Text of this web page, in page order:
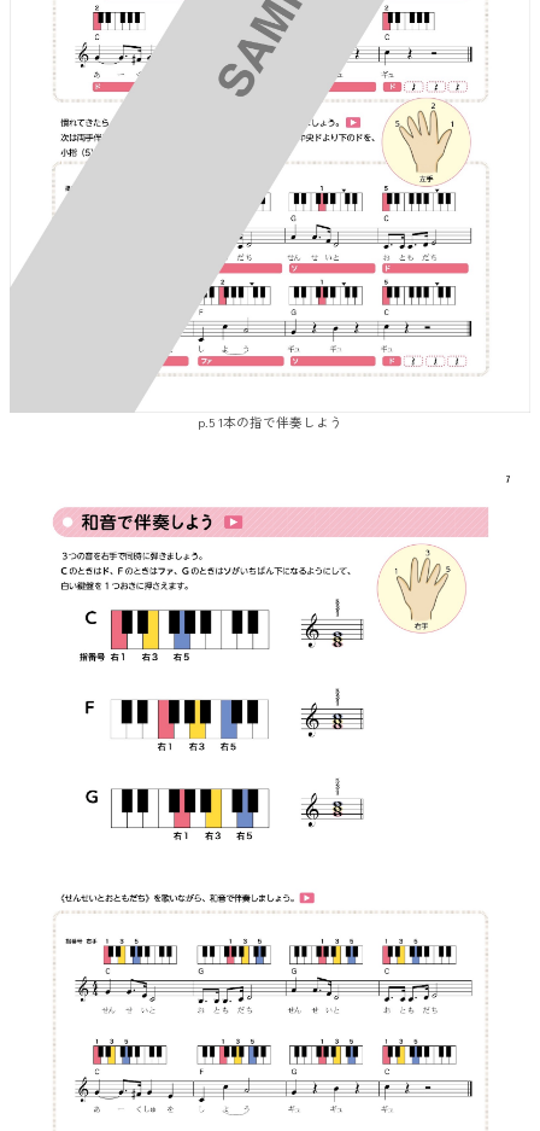
p.5 1本の指で伴奏しよう